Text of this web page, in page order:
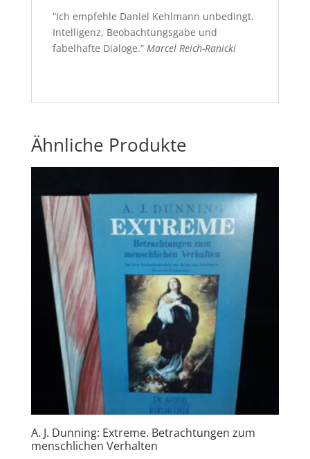
“Ich empfehle Daniel Kehlmann unbedingt.
Intelligenz, Beobachtungsgabe und
fabelhafte Dialoge.” Marcel Reich-Ranicki
Ähnliche Produkte
A. J. Dunning: Extreme. Betrachtungen zum
menschlichen Verhalten